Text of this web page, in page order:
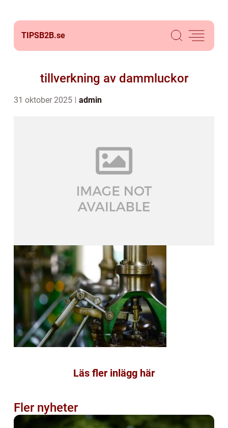
TIPSB2B.se
tillverkning av dammluckor
31 oktober 2025 admin
Läs fler inlägg här
Fler nyheter